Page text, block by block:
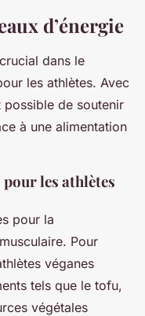
d’énergie
dans le
les athlètes. Avec
de soutenir
à une alimentation
les athlètes
pour la
Pour
véganes
tels que le tofu,
végétales